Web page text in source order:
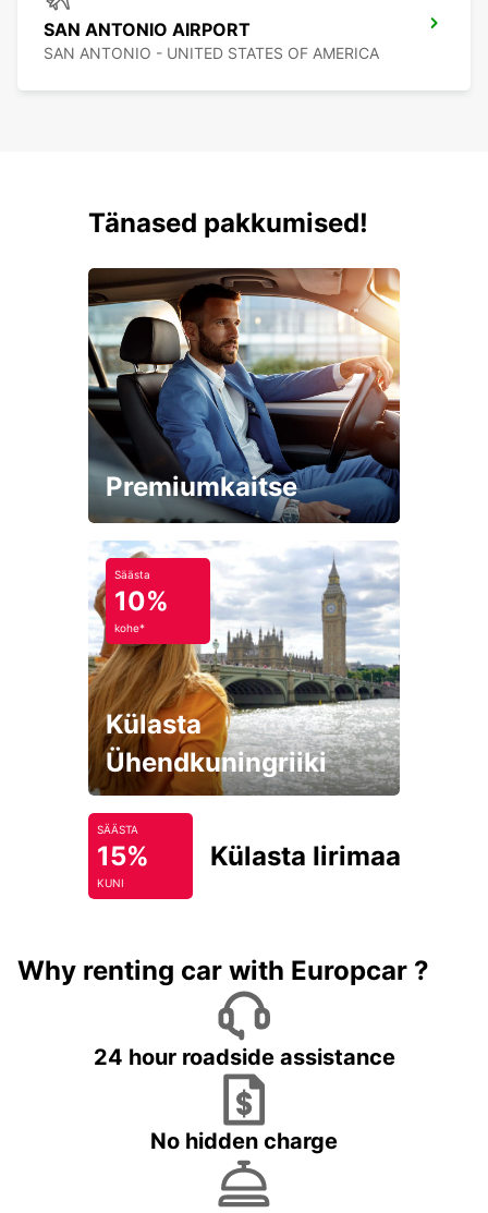
SAN ANTONIO AIRPORT
SAN ANTONIO - UNITED STATES OF AMERICA
Tänased pakkumised!
Premiumkaitse
Säästa
10%
kohe*
Külasta
Ühendkuningriiki
SÄÄSTA
15%
KUNI
Külasta Iirimaad
Why renting car with Europcar ?
24 hour roadside assistance
No hidden charge